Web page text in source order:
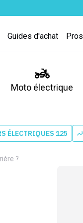
Guides d'achat Pros
Moto électrique
ÉLECTRIQUES 125
?